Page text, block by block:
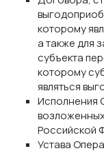
которому
а также для
субъекта
которому
являться
Исполнения
Российской
Устава